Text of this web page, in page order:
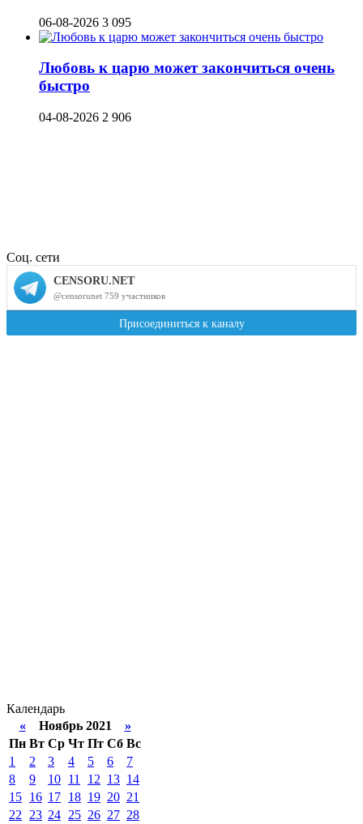
06-08-2026 3 095
Любовь к царю может закончиться очень
быстро
04-08-2026 2 906
Соц. сети
Календарь
«Ноябрь 2021 »
Пн Вт Ср Чт Пт Сб Вс
1
2 3 4 5 6
7
8
9 10 11 12 13 14
15 16 17 18 19 20 21
22
23 24 25 26 27 28